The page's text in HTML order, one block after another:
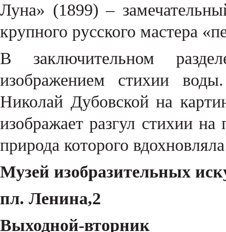
Луна» (1899) –
крупного русского мастера
В заключительном
изображением стихии
Николай Дубовской на
изображает разгул стихии
природа которого
Музей изобразительных
пл. Ленина,2
Выходной-вторник